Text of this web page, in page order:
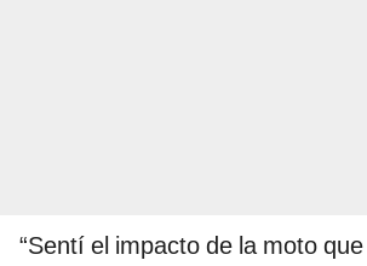
“Sentí el impacto de la moto